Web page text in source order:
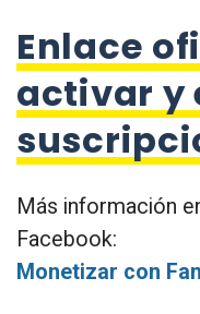
Enlace
activar y
Más información
Facebook:
Monetizar con